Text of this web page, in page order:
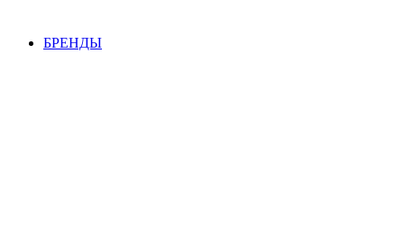
БРЕНДЫ